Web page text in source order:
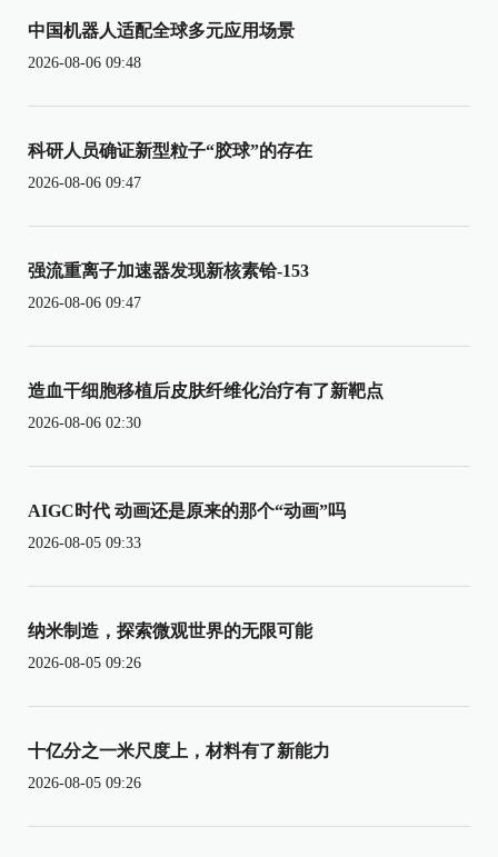
中国机器人适配全球多元应用场景
2026-08-06 09:48
科研人员确证新型粒子“胶球”的存在
2026-08-06 09:47
强流重离子加速器发现新核素铪-153
2026-08-06 09:47
造血干细胞移植后皮肤纤维化治疗有了新靶点
2026-08-06 02:30
AIGC时代 动画还是原来的那个“动画”吗
2026-08-05 09:33
纳米制造，探索微观世界的无限可能
2026-08-05 09:26
十亿分之一米尺度上，材料有了新能力
2026-08-05 09:26